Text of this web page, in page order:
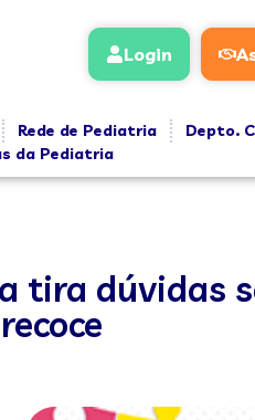
Login
Rede de Pediatria Depto.
da Pediatria
tira dúvidas